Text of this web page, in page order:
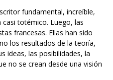
fundamental, increíble,
totémico. Luego, las
francesas. Ellas han sido
los resultados de la teoría,
ideas, las posibilidades, la
no se crean desde una visión